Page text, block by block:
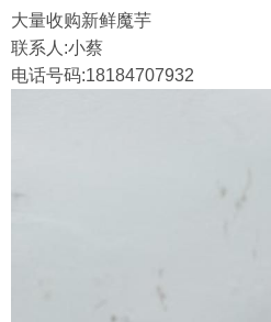
大量收购新鲜魔芋
联系人:小蔡
电话号码:18184707932